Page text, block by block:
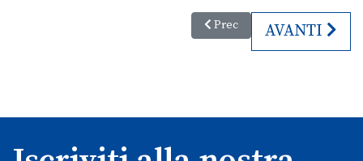
Articolo precedente: 55.
Prec ARTICOLO
AVANTI